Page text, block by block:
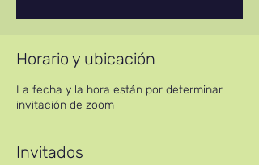
Horario y ubicación
La fecha y la hora están por determinar
invitación de zoom
Invitados